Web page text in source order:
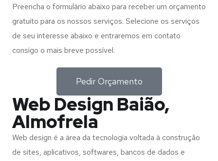
Preencha o formulário abaixo para receber um orçamento
gratuito para os nossos serviços. Selecione os serviços
de seu interesse abaixo e entraremos em contato
consigo o mais breve possível.
Pedir Orçamento
Web Design Baião,
Almofrela
Web design é a área da tecnologia voltada à construção
de sites, aplicativos, softwares, bancos de dados e